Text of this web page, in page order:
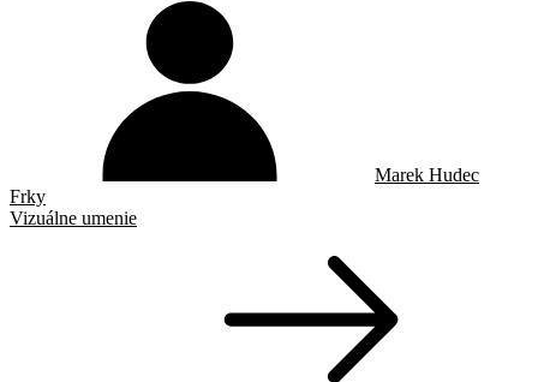
Marek Hudec
Frky
Vizuálne umenie